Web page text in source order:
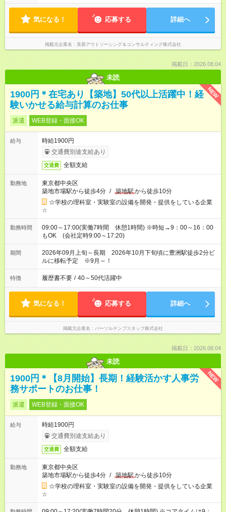
気になる！ 応募する 詳細へ
掲載元企業名 芙蓉アウトソーシング＆コンサルティング株式会社
掲載日：2026.08.04
未読
NEW
1900円＊在宅あり【築地】50代以上活躍中！経
験いかせる給与計算のお仕事
派遣 WEB登録・面接OK
給与
時給1900円
交通費別途支給あり
交通費 全額支給
勤務地
東京都中央区
築地市場駅から徒歩4分 / 築地駅から徒歩10分
☆学校の理科室・実験室の設備を開発・提供をしている企業
☆
勤務時間
09:00～17:00(実働7時間 休憩1時間) ※時短→9：00～16：00
もOK (会社定時9:00～17:20)
期間
2026年09月上旬～長期 2026年10月下旬頃に豊洲駅徒歩2分ビ
ルに移転予定 ※9月～！
特徴 履歴書不要 / 40～50代活躍中
気になる！ 応募する 詳細へ
掲載元企業名 パーソルテンプスタッフ株式会社
掲載日：2026.08.04
未読
NEW
1900円＊【8月開始】長期！経験活かす人事労
務サポートのお仕事！
派遣 WEB登録・面接OK
給与
時給1900円
交通費別途支給あり
交通費 全額支給
勤務地
東京都中央区
築地市場駅から徒歩4分 / 築地駅から徒歩10分
☆学校の理科室・実験室の設備を開発・提供をしている企業
☆